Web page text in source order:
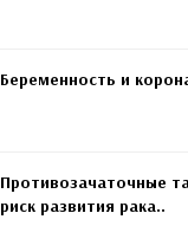
Беременность и
Противозачаточные
риск развития рака..